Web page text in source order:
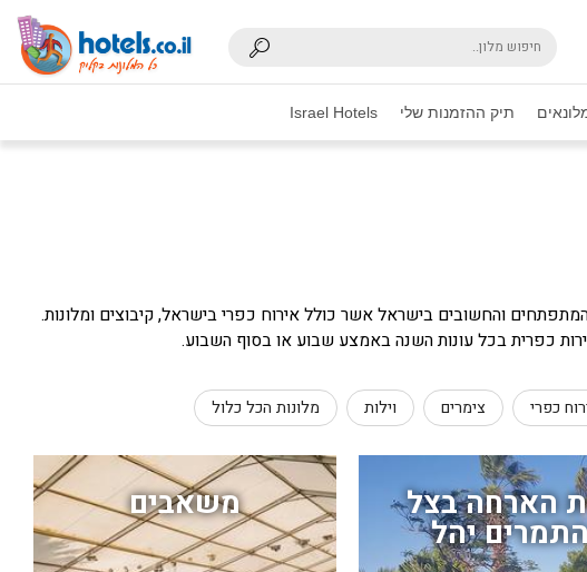
תיק ההזמנות שלי Israel Hotels
והחשובים בישראל אשר כולל אירוח כפרי בישראל, קיבוצים ומלונות.
כפרית בכל עונות השנה באמצע שבוע או בסוף השבוע.
כפרי צימרים וילות מלונות הכל כלול
הארחה בצל
יהל
משאבים